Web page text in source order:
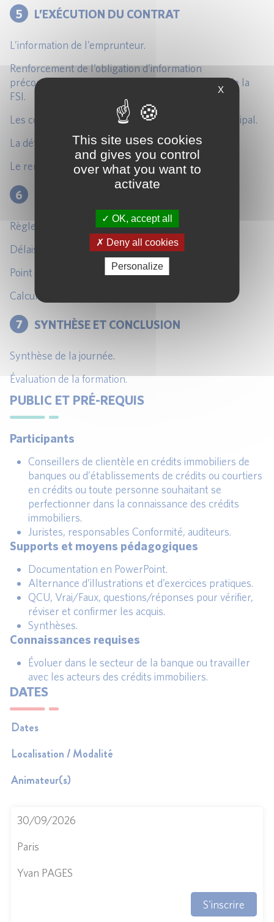
5 L’EXÉCUTION DU CONTRAT
L’information de l’emprunteur.
Renforcement de l’obligation d’information
précontractuelle avec la délivrance de la FISE et de la
FSI.
Les conséquences de la résolution du contrat principal.
La défaillance de l’emprunteur.
Le remboursement anticipé.
6
Règles de compétence.
Délais de prescription.
Point de départ du délai.
Calcul des délais.
7 SYNTHÈSE ET CONCLUSION
Synthèse de la journée.
Évaluation de la formation.
PUBLIC ET PRÉ-REQUIS
Participants
Conseillers de clientèle en crédits immobiliers de
banques ou d’établissements de crédits ou courtiers
en crédits ou toute personne souhaitant se
perfectionner dans la connaissance des crédits
immobiliers.
Juristes, responsables Conformité, auditeurs.
Supports et moyens pédagogiques
Documentation en PowerPoint.
Alternance d’illustrations et d’exercices pratiques.
QCU, Vrai/Faux, questions/réponses pour vérifier,
réviser et confirmer les acquis.
Synthèses.
Connaissances requises
Évoluer dans le secteur de la banque ou travailler
avec les acteurs des crédits immobiliers.
DATES
Dates
Localisation / Modalité
Animateur(s)
30/09/2026
Paris
Yvan PAGES
S'inscrire
X
This site uses cookies
and gives you control
over what you want to
activate
OK, accept all
Deny all cookies
Personalize